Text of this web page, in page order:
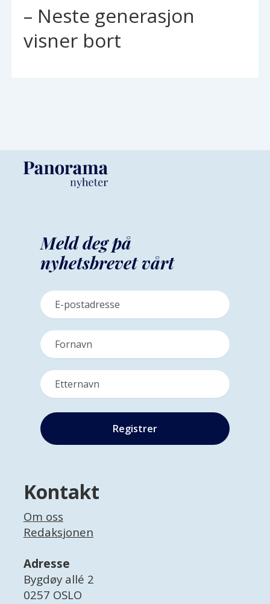
– Neste generasjon
visner bort
Meld deg på
nyhetsbrevet vårt
Kontakt
Om oss
Redaksjonen
Adresse
Bygdøy allé 2
0257 OSLO